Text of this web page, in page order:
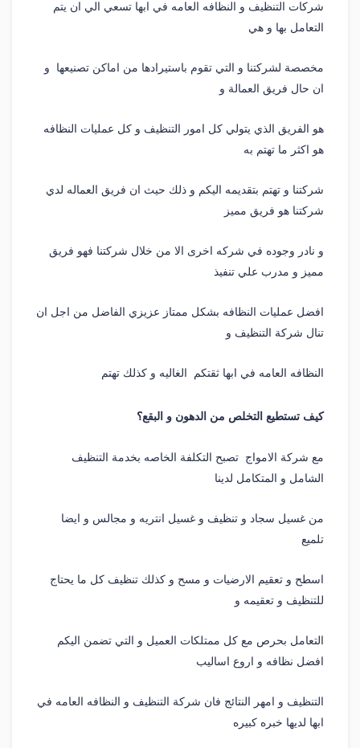
شركات التنظيف و النظافه العامه في ابها تسعي الي ان يتم
التعامل بها و هي
مخصصة لشركتنا و التي تقوم باستيرادها من اماكن تصنيعها و
ان حال فريق العمالة و
هو الفريق الذي يتولي كل امور التنظيف و كل عمليات النظافه
هو اكثر ما تهتم به
شركتنا و تهتم بتقديمه اليكم و ذلك حيث ان فريق العماله لدي
شركتنا هو فريق مميز
و نادر وجوده في شركه اخرى الا من خلال شركتنا فهو فريق
مميز و مدرب علي تنفيذ
افضل عمليات النظافه بشكل ممتاز عزيزي الفاضل من اجل ان
تنال شركة التنظيف و
النظافه العامه في ابها ثقتكم الغاليه و كذلك تهتم
كيف تستطيع التخلص من الدهون و البقع؟
مع شركة الامواج تصبح التكلفة الخاصه بخدمة التنظيف
الشامل و المتكامل لدينا
من غسيل سجاد و تنظيف و غسيل انتريه و مجالس و ايضا
تلميع
اسطح و تعقيم الارضيات و مسح و كذلك تنظيف كل ما يحتاج
للتنظيف و تعقيمه و
التعامل بحرص مع كل ممتلكات العميل و التي تضمن اليكم
افضل نظافه و اروع اساليب
التنظيف و امهر النتائج فان شركة التنظيف و النظافه العامه في
ابها لديها خبره كبيره